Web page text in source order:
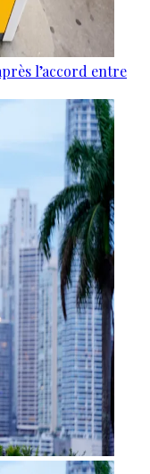
l’accord entre